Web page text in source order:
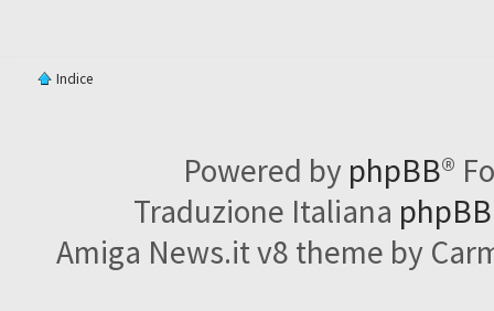
Indice
Powered by phpBB®
Traduzione Italiana
Amiga News.it v8 theme by